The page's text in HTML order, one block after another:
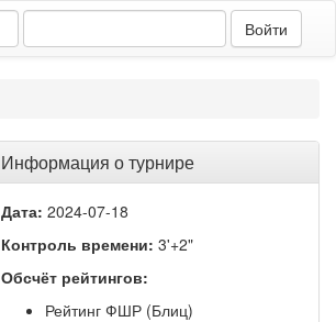
Информация о турнире
Дата: 2024-07-18
Контроль времени: 3'+2"
Обсчёт рейтингов:
Рейтинг ФШР (Блиц)